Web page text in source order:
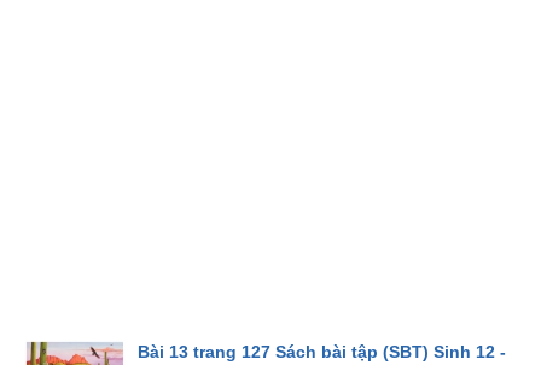
Bài 13 trang 127 Sách bài tập (SBT) Sinh 12 -